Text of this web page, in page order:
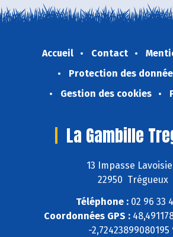
Accueil Contact
Protection des
Gestion des cookies
La Gambille
13 Impasse
22950 Trégueux
Téléphone :02 96 33
Coordonnées GPS :
-2,72423899080195